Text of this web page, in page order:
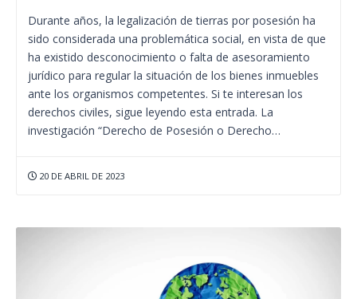
Durante años, la legalización de tierras por posesión ha
sido considerada una problemática social, en vista de que
ha existido desconocimiento o falta de asesoramiento
jurídico para regular la situación de los bienes inmuebles
ante los organismos competentes. Si te interesan los
derechos civiles, sigue leyendo esta entrada. La
investigación “Derecho de Posesión o Derecho…
20 DE ABRIL DE 2023